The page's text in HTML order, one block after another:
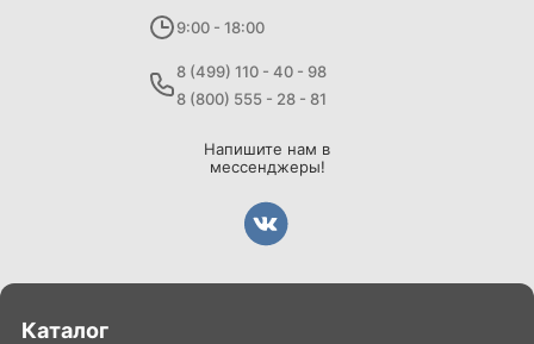
9:00 - 18:00
8 (499) 110 - 40 - 98
8 (800) 555 - 28 - 81
Напишите нам в
мессенджеры!
Каталог